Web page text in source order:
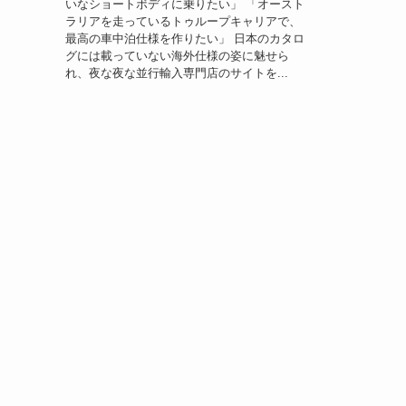
いなショートボディに乗りたい」 「オースト
ラリアを走っているトゥループキャリアで、
最高の車中泊仕様を作りたい」 日本のカタロ
グには載っていない海外仕様の姿に魅せら
れ、夜な夜な並行輸入専門店のサイトを...